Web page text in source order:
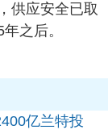
供应安全已取
之后。
亿兰特投